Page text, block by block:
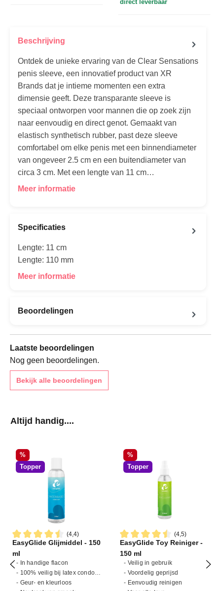
direct leverbaar
Beschrijving
Ontdek de unieke ervaring van de Clear Sensations
penis sleeve, een innovatief product van XR
Brands dat je intieme momenten een extra
dimensie geeft. Deze transparante sleeve is
speciaal ontworpen voor mannen die op zoek zijn
naar eenvoudig en direct genot. Gemaakt van
elastisch synthetisch rubber, past deze sleeve
comfortabel om elke penis met een binnendiameter
van ongeveer 2.5 cm en een buitendiameter van
circa 3 cm. Met een lengte van 11 cm…
Meer informatie
Specificaties
Lengte: 11 cm
Lengte: 110 mm
Meer informatie
Beoordelingen
Laatste beoordelingen
Nog geen beoordelingen.
Bekijk alle beoordelingen
Productgalerij overslaan
Altijd handig....
Korting
%
Topper
(4,4)
Gemiddelde waardering van 4.4 van 5 sterren
EasyGlide Glijmiddel - 150
ml
- In handige flacon
- 100% veilig bij latex condooms
- Geur- en kleurloos
Korting
%
Topper
(4,5)
Gemiddelde waardering van
EasyGlide Toy Reiniger -
150 ml
- Veilig in gebruik
- Voordelig geprijsd
- Eenvoudig reinigen